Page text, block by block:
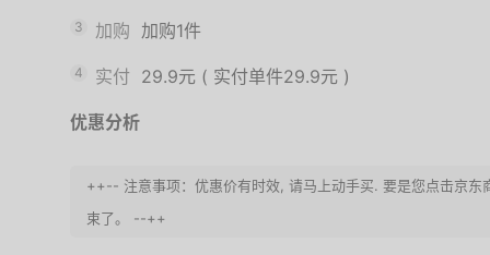
3 加购 加购1件
4 实付 29.9元 ( 实付单件29.9元 )
优惠分析
++-- 注意事项：优惠价有时效, 请马上动手买. 要是您点击京东
束了。 --++